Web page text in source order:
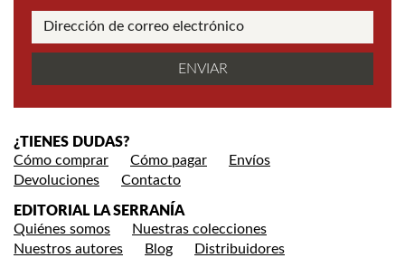
¿TIENES DUDAS?
Cómo comprar
Cómo pagar
Envíos
Devoluciones
Contacto
EDITORIAL LA SERRANÍA
Quiénes somos
Nuestras colecciones
Nuestros autores
Blog Distribuidores